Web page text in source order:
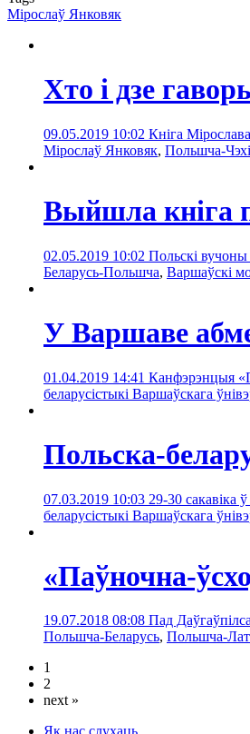
Мірослаў Янковяк
Хто і дзе
09.05.2019 10:02 Кніга
Мірослаў Янковяк, Польшча-
Выйшла кніга
02.05.2019 10:02 Польскі вучоны
Беларусь-Польшча, Варшаўскі
У Варшаве
01.04.2019 14:41 Канфэрэнцыя
беларусістыкі Варшаўскага
Польска-
07.03.2019 10:03 29-30 сакавіка
беларусістыкі Варшаўскага
«Паўночна-
19.07.2018 08:08 Пад
Польшча-Беларусь, Польшча-
1
2
next »